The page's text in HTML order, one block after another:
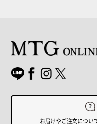
お届けやご注文につい